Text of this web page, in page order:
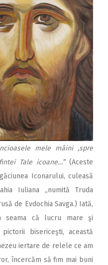
mele mâini ,spre
Tale icoane…”(Aceste
Iconarului, culeasă
Iuliana „numită Truda
de Evdochia Savga.) Iată,
seama că lucru mare şi
bisericeşti, această
iertare de relele ce am
încercăm să fim mai buni